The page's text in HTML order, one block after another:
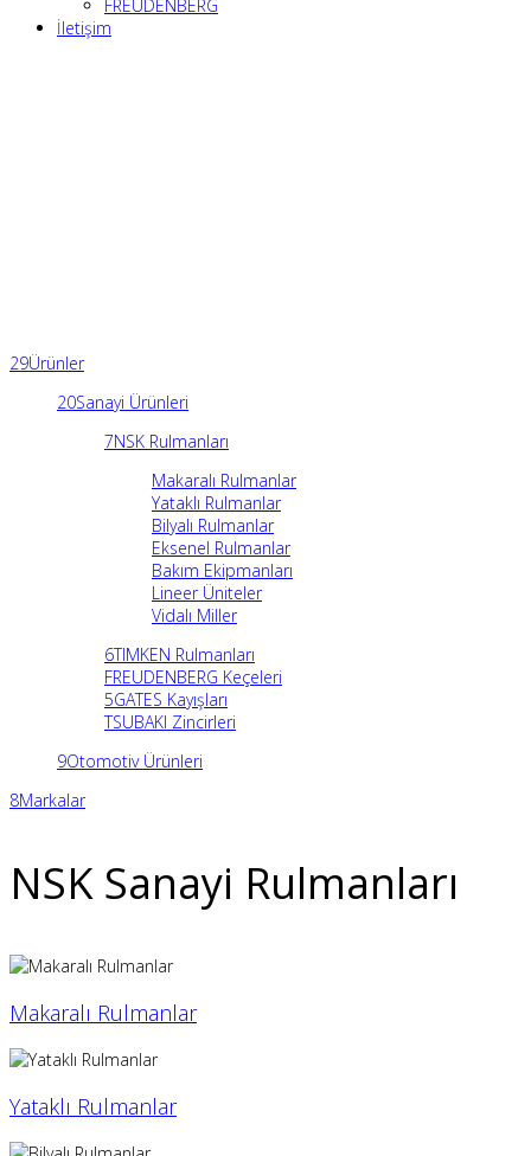
FREUDENBERG
İletişim
29Ürünler
20Sanayi Ürünleri
7NSK Rulmanları
Makaralı Rulmanlar
Yataklı Rulmanlar
Bilyalı Rulmanlar
Eksenel Rulmanlar
Bakım Ekipmanları
Lineer Üniteler
Vidalı Miller
6TIMKEN Rulmanları
FREUDENBERG Keçeleri
5GATES Kayışları
TSUBAKI Zincirleri
9Otomotiv Ürünleri
8Markalar
NSK Sanayi Rulmanları
Makaralı Rulmanlar
Yataklı Rulmanlar